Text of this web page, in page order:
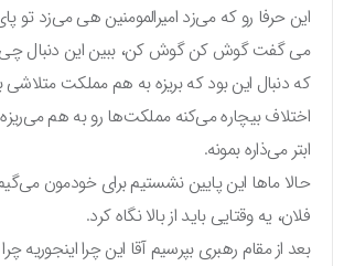
این حرفا رو که می‌زد امیرالمومنین هی می‌زد تو
می گفت گوش کن گوش کن، ببین این دنبال چی
که دنبال این بود که بریزه به هم مملکت متلاشی
اختلاف بیچاره می‌کنه مملکت‌ها رو به هم می‌ریزه
ابتر می‌ذاره بمونه.
حالا ماها این پایین نشستیم برای خودمون می‌گیم
فلان، یه وقتایی باید از بالا نگاه کرد.
بعد از مقام رهبری بپرسیم آقا این چرا اینجوریه چرا